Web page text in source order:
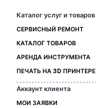
Каталог услуг и товаров
СЕРВИСНЫЙ РЕМОНТ
КАТАЛОГ ТОВАРОВ
АРЕНДА ИНСТРУМЕНТА
ПЕЧАТЬ НА 3D ПРИНТЕРЕ
Аккаунт клиента
МОИ ЗАЯВКИ